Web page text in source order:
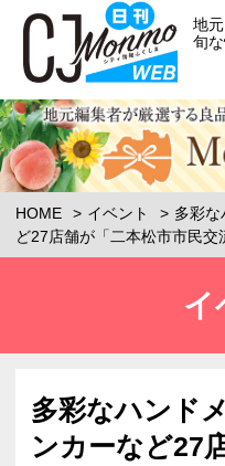
地
旬
HOME イベント
多彩な
ど27店舗が「二本松市市民交
イ
多彩なハンド
ンカーなど27